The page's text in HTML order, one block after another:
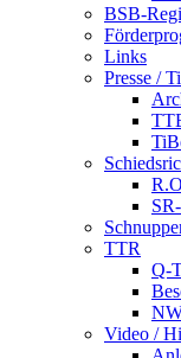
BSB-
Links
Presse /
TTR
Q-
Video /